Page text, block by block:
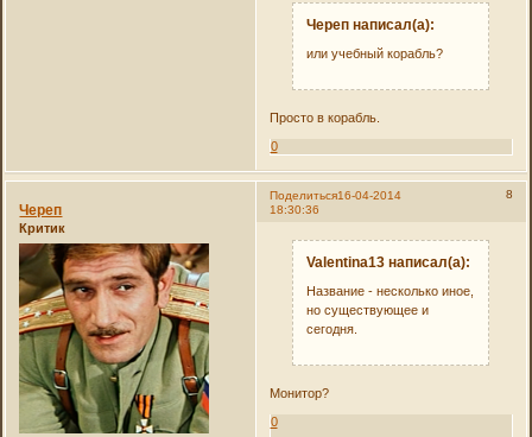
Череп написал(а):
или учебный корабль?
Просто в корабль.
0
Поделиться 8
16-04-2014
18:30:36
Череп
Критик
Valentina13 написал(а):
Название - несколько иное,
но существующее и
сегодня.
Монитор?
0